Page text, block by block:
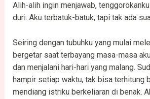
Alih-alih ingin menjawab,
duri. Aku terbatuk-batuk, tapi tak ada
Seiring dengan tubuhku yang mulai
bergetar saat terbayang masa-masa
dan menjalani hari-hari yang malang.
hampir setiap waktu, tak bisa terhitung
mendiang istriku berkeliaran di benak.